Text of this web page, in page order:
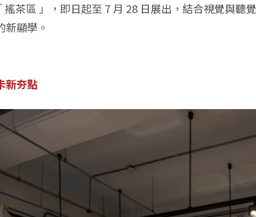
搖茶區 」，即日起至 7 月 28 日展出，結合視覺與
顯學。
新夯點